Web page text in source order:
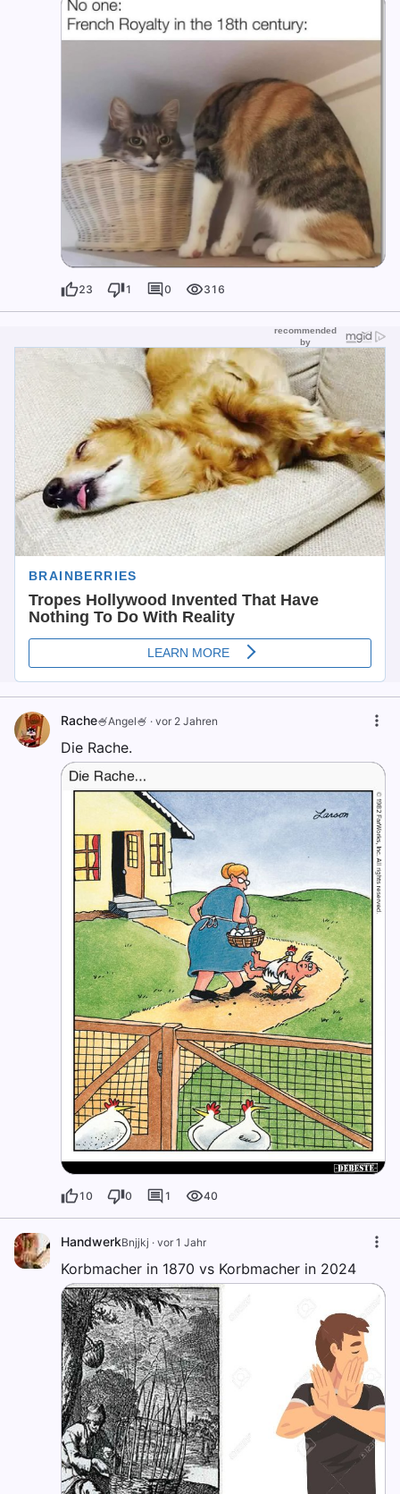
23 1 0 316
Rache🍧Angel🍧 · vor 2 Jahren
Die Rache.
10 0 1 40
HandwerkBnjjkj · vor 1 Jahr
Korbmacher in 1870 vs Korbmacher in 2024